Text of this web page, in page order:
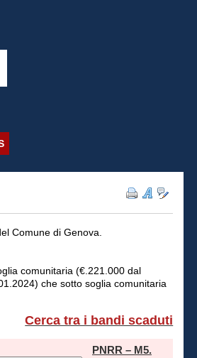
Comune di Genova.
comunitaria (€.221.000 dal
che sotto soglia comunitaria
Cerca tra i bandi scaduti
PNRR – M5.